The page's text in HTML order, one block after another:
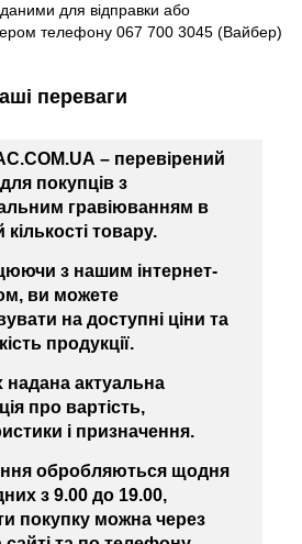
для відправки або
телефону 067 700 3045 (Вайбер)
переваги
– перевірений
покупців з
гравіюванням в
кількості товару.
з нашим інтернет-
ви можете
на доступні ціни та
продукції.
надана актуальна
про вартість,
і призначення.
обробляються щодня
з 9.00 до 19.00,
покупку можна через